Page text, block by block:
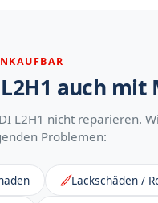
auch mit
L2H1 nicht reparieren.
Problemen:
Lackschäden /